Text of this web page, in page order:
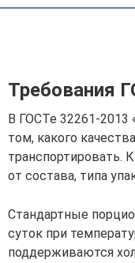
Требования
В ГОСТе 32261-2013
том, какого
транспортировать.
от состава, типа
Стандартные
суток при
поддерживаются